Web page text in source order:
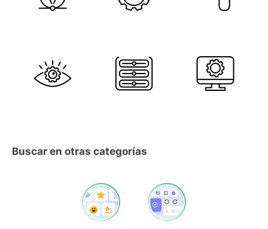
Buscar en otras categorías